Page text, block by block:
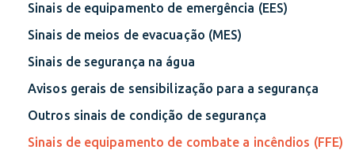
Sinais de equipamento de emergência (EES)
Sinais de meios de evacuação (MES)
Sinais de segurança na água
Avisos gerais de sensibilização para a segurança
Outros sinais de condição de segurança
Sinais de equipamento de combate a incêndios (FFE)